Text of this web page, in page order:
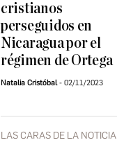
cristianos
perseguidos en
Nicaragua por el
régimen de Ortega
Natalia Cristóbal 02/11/2023
LAS CARAS DE LA NOTICIA